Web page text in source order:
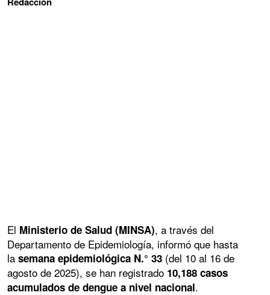
El Ministerio de Salud (MINSA), a través del
Departamento de Epidemiología, informó que hasta
la semana epidemiológica N.° 33 (del 10 al 16 de
agosto de 2025), se han registrado 10,188 casos
acumulados de dengue a nivel nacional.